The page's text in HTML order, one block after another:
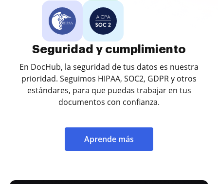
Seguridad y cumplimiento
En DocHub, la seguridad de tus datos es nuestra
prioridad. Seguimos HIPAA, SOC2, GDPR y otros
estándares, para que puedas trabajar en tus
documentos con confianza.
Aprende más